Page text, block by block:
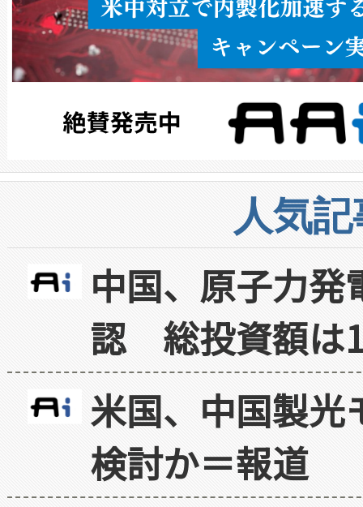
人気
中国、原子力
認 総投資額は
米国、中国製光
検討か＝報道